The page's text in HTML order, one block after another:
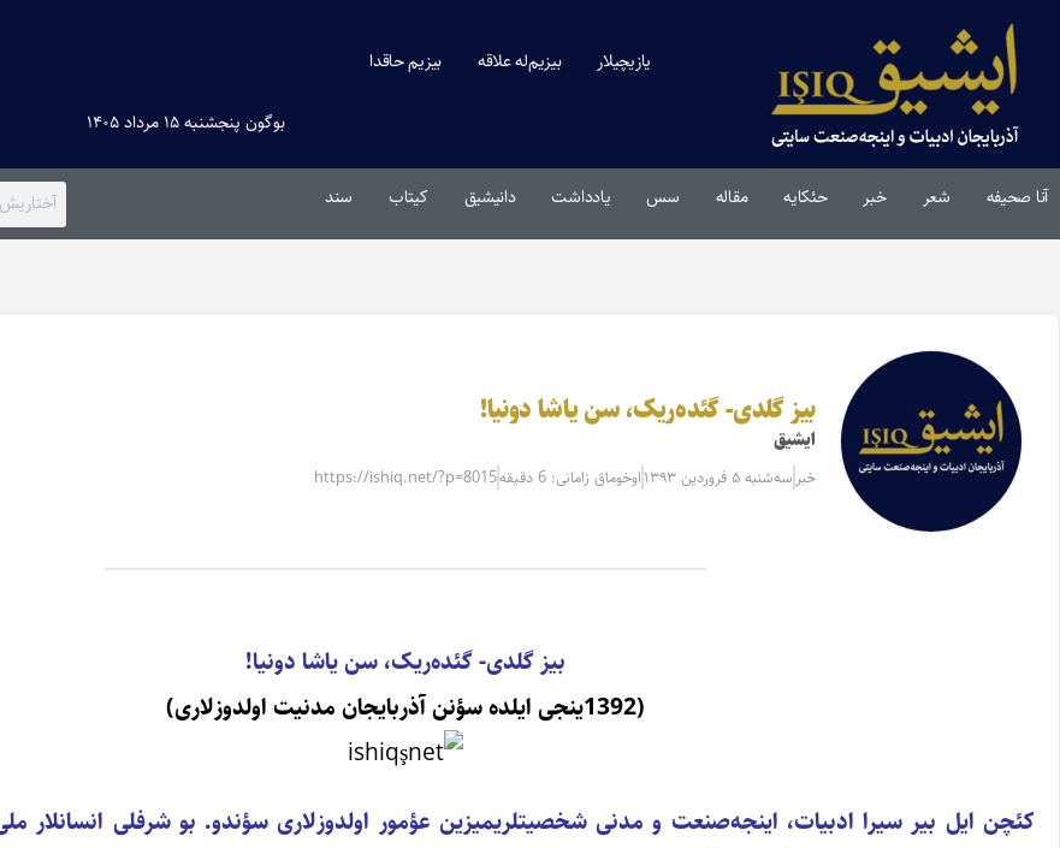
یازیچیلار بیزیم‌له علاقه بیزیم حاقدا
بوگون پنجشنبه ۱۵ مرداد ۱۴۰۵
آنا صحیفه شعر خبر حئکایه مقاله‌ سس یادداشت دانیشیق کیتاب سند
بیز گلدی- گئده‌ریک، سن یاشا دونیا!
ایشیق
خبر سه‌شنبه ۵ فروردین ۱۳۹۳ اوخوماق زامانی: 6 دقیقه https://ishiq.net/?p=8015
بیز گلدی- گئده‌ریک، سن یاشا دونیا!
(1392ینجی ایلده سؤنن آذربایجان مدنیت اولدوزلاری)
کئچن ایل بیر سیرا ادبیات، اینجه‌صنعت و مدنی شخصیتلریمیزین عؤمور اولدوزلاری سؤندو. بو شرفلی انسانلار